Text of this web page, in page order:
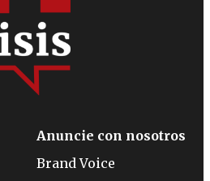
Anuncie con nosotros
Brand Voice